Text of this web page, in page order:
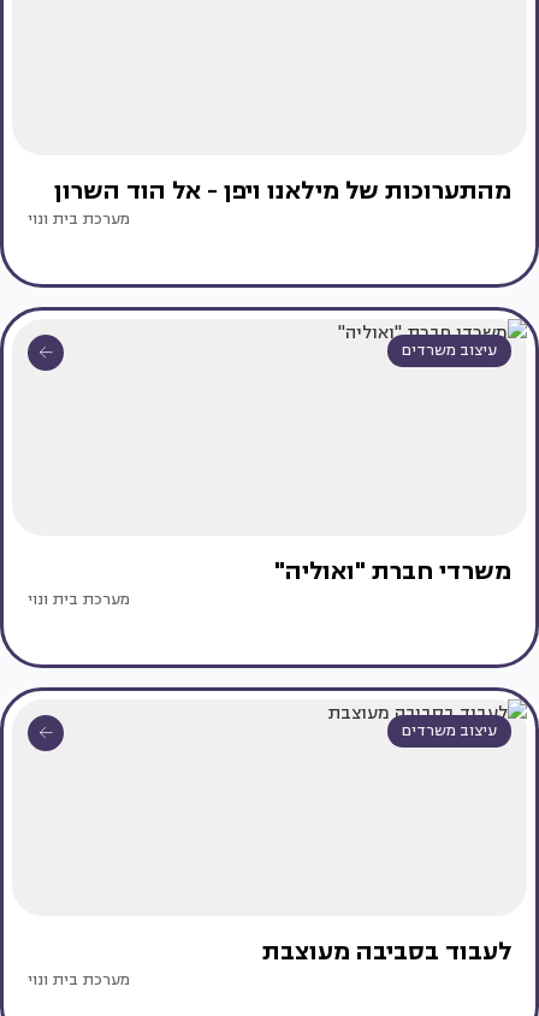
מהתערוכות של מילאנו ויפן - אל הוד השרון
מערכת בית ונוי
עיצוב משרדים
משרדי חברת "ואוליה"
מערכת בית ונוי
עיצוב משרדים
לעבוד בסביבה מעוצבת
מערכת בית ונוי